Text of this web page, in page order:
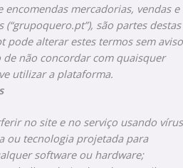
mercadorias, vendas e
são partes destas
pode alterar estes termos sem aviso
não concordar com quaisquer
utilizar a plataforma.
no site e no serviço usando vírus
ou tecnologia projetada para
software ou hardware;